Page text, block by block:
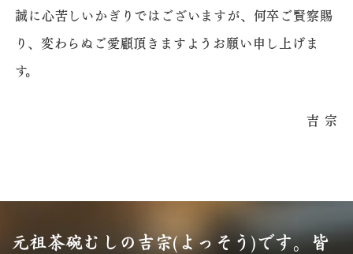
誠に心苦しいかぎりではございますが、何卒ご賢察賜
り、変わらぬご愛顧頂きますようお願い申し上げま
す。
吉 宗
元祖茶碗むしの吉宗(よっそう)です。皆